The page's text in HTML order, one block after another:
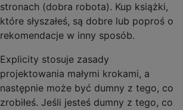
stronach (dobra robota). Kup książki,
które słyszałeś, są dobre lub poproś o
rekomendacje w inny sposób.
Explicity stosuje zasady
projektowania małymi krokami, a
następnie może być dumny z tego, co
zrobiłeś. Jeśli jesteś dumny z tego, co